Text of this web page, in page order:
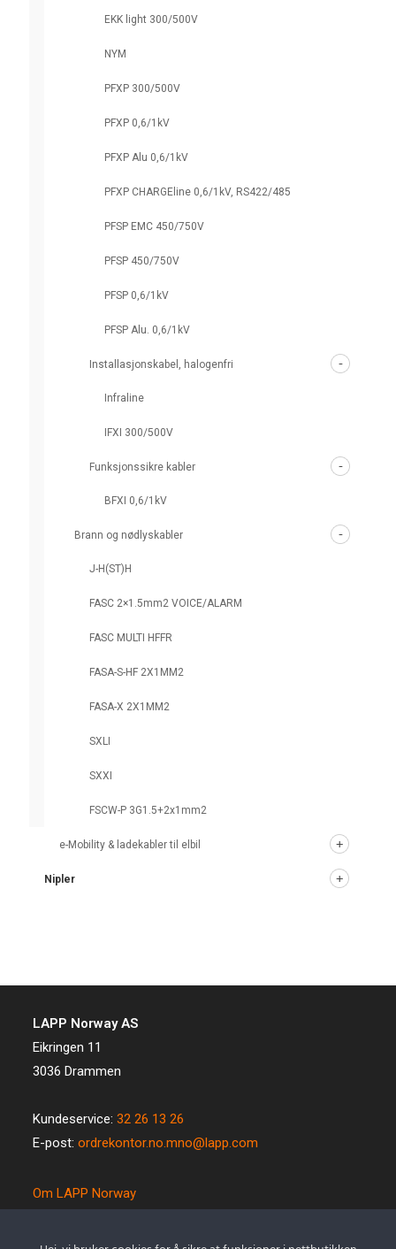
EKK light 300/500V
NYM
PFXP 300/500V
PFXP 0,6/1kV
PFXP Alu 0,6/1kV
PFXP CHARGEline 0,6/1kV, RS422/485
PFSP EMC 450/750V
PFSP 450/750V
PFSP 0,6/1kV
PFSP Alu. 0,6/1kV
Installasjonskabel, halogenfri
Infraline
IFXI 300/500V
Funksjonssikre kabler
BFXI 0,6/1kV
Brann og nødlyskabler
J-H(ST)H
FASC 2×1.5mm2 VOICE/ALARM
FASC MULTI HFFR
FASA-S-HF 2X1MM2
FASA-X 2X1MM2
SXLI
SXXI
FSCW-P 3G1.5+2x1mm2
e-Mobility & ladekabler til elbil
Nipler
LAPP Norway AS
Eikringen 11
3036 Drammen
Kundeservice:32 26 13 26
E-post:ordrekontor.no.mno@lapp.com
Om LAPP Norway
Kvalitet og miljø